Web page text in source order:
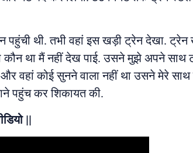
थी. तभी वहां इस खड़ी ट्रेन देखा.
था मैं नहीं देख पाई. उसने मुझे अपने साथ
वहां कोई सुनने वाला नहीं था उसने मेरे
पहुंच कर शिकायत की.
||